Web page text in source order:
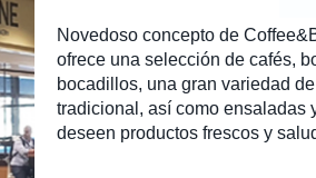
Novedoso concepto de
ofrece una selección de cafés,
bocadillos, una gran variedad
tradicional, así como ensaladas
deseen productos frescos y